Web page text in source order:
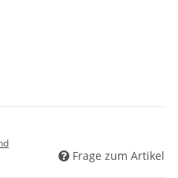
Frage zum Artikel